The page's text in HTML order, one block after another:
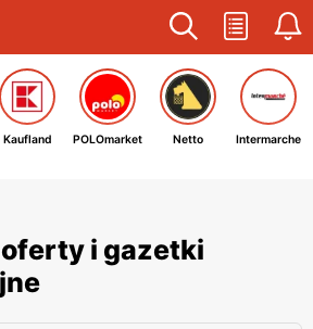
Kaufland POLOmarket Netto Intermarche
i gazetki